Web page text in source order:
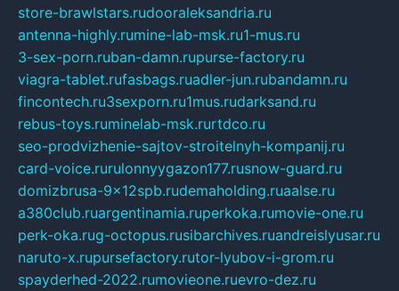
store-brawlstars.rudooraleksandria.ru
antenna-highly.rumine-lab-msk.ru1-mus.ru
3-sex-porn.ruban-damn.rupurse-factory.ru
viagra-tablet.rufasbags.ruadler-jun.rubandamn.ru
fincontech.ru3sexporn.ru1mus.rudarksand.ru
rebus-toys.ruminelab-msk.rurtdco.ru
seo-prodvizhenie-sajtov-stroitelnyh-kompanij.ru
card-voice.rurulonnyygazon177.rusnow-guard.ru
domizbrusa-9x12spb.rudemaholding.ruaalse.ru
a380club.ruargentinamia.ruperkoka.rumovie-one.ru
perk-oka.rug-octopus.rusibarchives.ruandreislyusar.ru
naruto-x.rupursefactory.rutor-lyubov-i-grom.ru
spayderhed-2022.rumovieone.ruevro-dez.ru